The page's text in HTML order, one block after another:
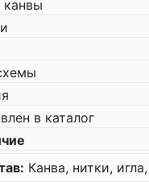
канвы
в каталог
Канва, нитки,